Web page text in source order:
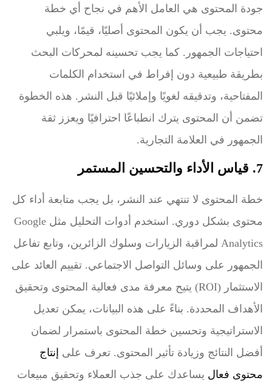
جودة المحتوى هي العامل الأهم في نجاح أي خطة
محتوى. يجب أن يكون المحتوى أصليًا، قيمًا، ويلبي
احتياجات الجمهور. كما يجب تحسينه لمحركات البحث
بطريقة طبيعية دون إفراط في استخدام الكلمات
المفتاحية، وتدقيقه لغويًا وإملائيًا قبل النشر. هذه الخطوة
تضمن أن المحتوى يترك انطباعًا احترافيًا ويعزز ثقة
الجمهور في العلامة التجارية.
7. قياس الأداء والتحسين المستمر
خطة المحتوى لا تنتهي عند النشر، بل يجب متابعة أداء كل
محتوى بشكل دوري. استخدم أدوات التحليل مثل Google
Analytics لمراقبة الزيارات وسلوك الزائرين، وتابع تفاعل
الجمهور على وسائل التواصل الاجتماعي. تقييم العائد على
الاستثمار (ROI) يتيح معرفة مدى فعالية المحتوى وتحقيق
الأهداف المحددة. بناءً على هذه البيانات، يمكن تعديل
الاستراتيجية وتحسين خطة المحتوى باستمرار لضمان
أفضل النتائج وزيادة تأثير المحتوى. تعرف على إنتاج
محتوى فعال يساعدك على جذب العملاء وتحقيق مبيعات